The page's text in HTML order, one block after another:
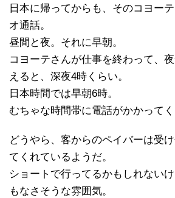
日本に帰ってからも、そのコヨー
オ通話。
昼間と夜。それに早朝。
コヨーテさんが仕事を終わって、
えると、深夜4時くらい。
日本時間では早朝6時。
むちゃな時間帯に電話がかかってく
どうやら、客からのペイバーは受
てくれているようだ。
ショートで行ってるかもしれない
もなさそうな雰囲気。